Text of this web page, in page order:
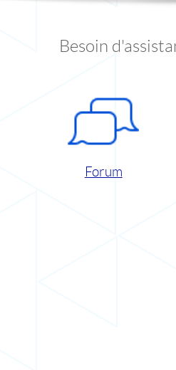
Besoin
Forum